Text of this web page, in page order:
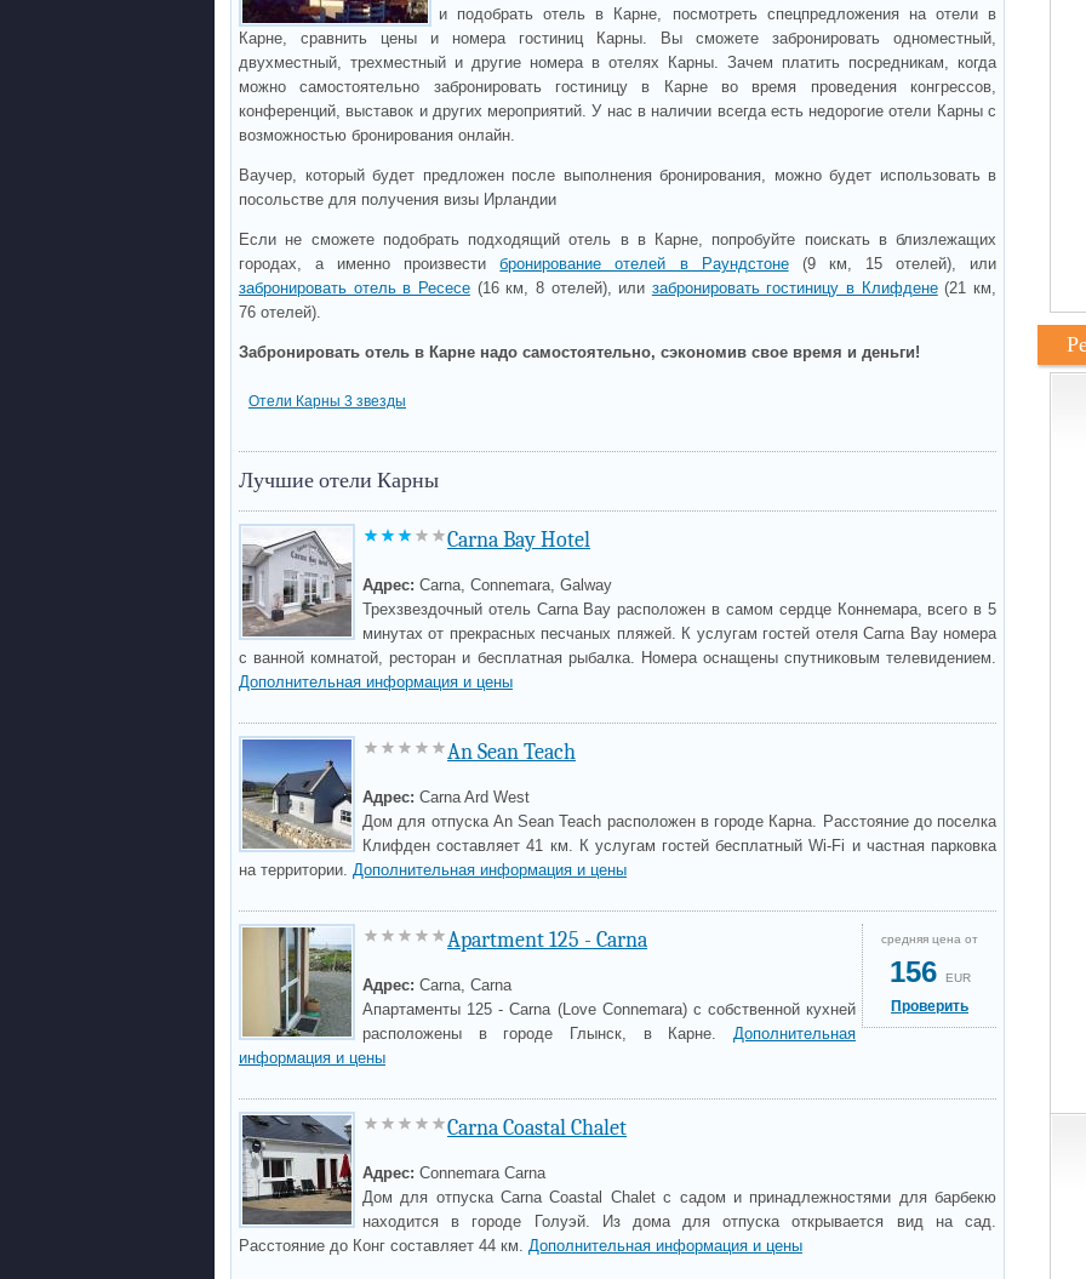
и подобрать отель в Карне, посмотреть спецпредложения на отели в
Карне, сравнить цены и номера гостиниц Карны. Вы сможете забронировать одноместный,
двухместный, трехместный и другие номера в отелях Карны. Зачем платить посредникам, когда
можно самостоятельно забронировать гостиницу в Карне во время проведения конгрессов,
конференций, выставок и других мероприятий. У нас в наличии всегда есть недорогие отели Карны с
возможностью бронирования онлайн.
Ваучер, который будет предложен после выполнения бронирования, можно будет использовать в
посольстве для получения визы Ирландии
Если не сможете подобрать подходящий отель в в Карне, попробуйте поискать в близлежащих
городах, а именно произвестибронирование отелей в Раундстоне(9 км, 15 отелей), или
забронировать отель в Ресесе(16 км, 8 отелей), или забронировать гостиницу в Клифдене(21 км,
76 отелей).
Забронировать отель в Карне надо самостоятельно, сэкономив свое время и деньги!
Отели Карны 3 звезды
Лучшие отели Карны
Carna Bay Hotel
Адрес: Carna, Connemara, Galway
Трехзвездочный отель Carna Bay расположен в самом сердце Коннемара, всего в 5
минутах от прекрасных песчаных пляжей. К услугам гостей отеля Carna Bay номера
с ванной комнатой, ресторан и бесплатная рыбалка. Номера оснащены спутниковым телевидением.
Дополнительная информация и цены
An Sean Teach
Адрес: Carna Ard West
Дом для отпуска An Sean Teach расположен в городе Карна. Расстояние до поселка
Клифден составляет 41 км. К услугам гостей бесплатный Wi-Fi и частная парковка
на территории. Дополнительная информация и цены
средняя цена от
156 EUR
Проверить
Apartment 125 - Carna
Адрес: Carna, Carna
Апартаменты 125 - Carna (Love Connemara) с собственной кухней
расположены в городе Глынск, в Карне. Дополнительная
информация и цены
Carna Coastal Chalet
Адрес: Connemara Carna
Дом для отпуска Carna Coastal Chalet с садом и принадлежностями для барбекю
находится в городе Голуэй. Из дома для отпуска открывается вид на сад.
Расстояние до Конг составляет 44 км. Дополнительная информация и цены